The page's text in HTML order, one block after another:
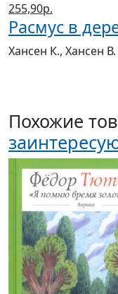
255,90р.
Расмус в
Хансен К., Хансен В.
Похожие